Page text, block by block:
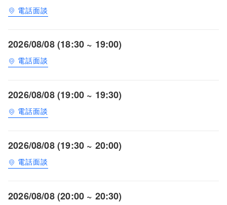
電話面談
2026/08/08 (18:30 ~ 19:00)
電話面談
2026/08/08 (19:00 ~ 19:30)
電話面談
2026/08/08 (19:30 ~ 20:00)
電話面談
2026/08/08 (20:00 ~ 20:30)